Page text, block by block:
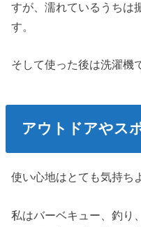
すが、濡れているうちは
す。
そして使った後は洗濯機
アウトドアやス
使い心地はとても気持ち
私はバーベキュー、釣り